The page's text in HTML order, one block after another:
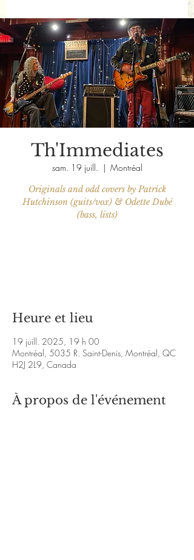
Th'Immediates
sam. 19 juill.
  |
Montréal
Originals and odd covers by Patrick
Hutchinson (guits/vox) & Odette Dubé
(bass, lists)
Heure et lieu
19 juill. 2025, 19 h 00
Montréal, 5035 R. Saint-Denis, Montréal, QC
H2J 2L9, Canada
À propos de l'événement